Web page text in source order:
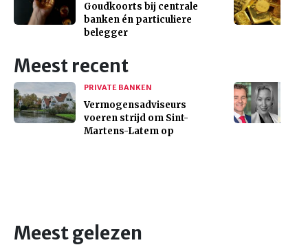
Goudkoorts bij centrale
banken én particuliere
belegger
Meest recent
PRIVATE BANKEN
Vermogensadviseurs
voeren strijd om Sint-
Martens-Latem op
Meest gelezen